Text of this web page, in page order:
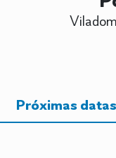
Próximas datas